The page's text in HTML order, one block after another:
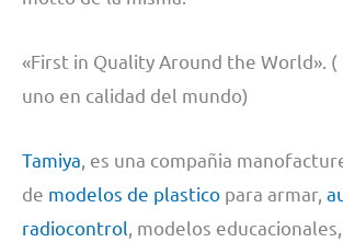
«First in Quality Around the World». (
uno en calidad del mundo)
Tamiya , es una compañia
de modelos de plastico para armar,
radiocontrol , modelos